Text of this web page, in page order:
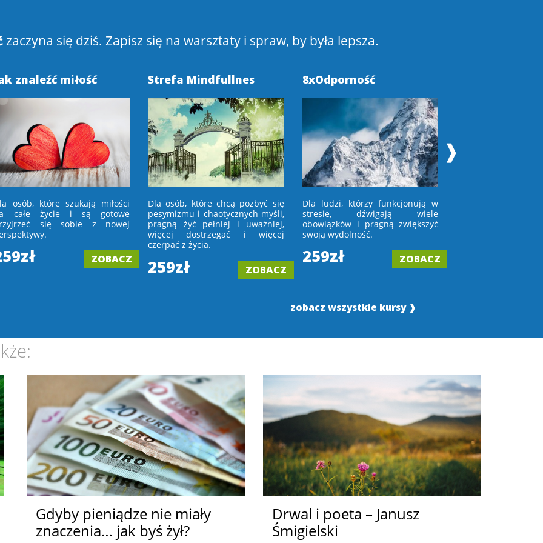
zaczyna się dziś. Zapisz się na warsztaty i spraw, by była lepsza.
znaleźć miłość
osób, które szukają miłości
całe życie i są gotowe
się sobie z nowej
ZOBACZ
Strefa Mindfullnes
Dla osób, które chcą pozbyć się
pesymizmu i chaotycznych myśli,
pragną żyć pełniej i uważniej,
więcej dostrzegać i więcej
czerpać z życia.
259zł ZOBACZ
8xOdporność
Dla ludzi, którzy funkcjonują w
stresie, dźwigają wiele
obowiązków i pragną zwiększyć
swoją wydolność.
259zł ZOBACZ
❱
zobacz wszystkie kursy ❱
Gdyby pieniądze nie miały
znaczenia… jak byś żył?
Drwal i poeta – Janusz
Śmigielski